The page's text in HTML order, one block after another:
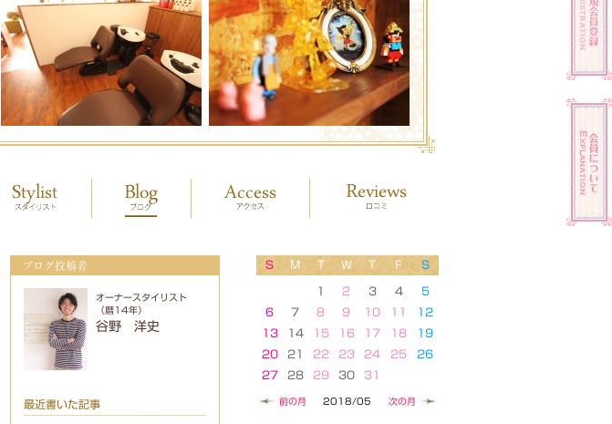
ブログ投稿者
オーナースタイリスト
（暦14年）
谷野 洋史
最近書いた記事 前の月 2018/05 次の月
S M T W T F S
1 2 3 4
5
6
7 8 9 10 11
12
13
14 15 16 17 18
19
20
21 22 23 24 25
26
27
28 29 30 31